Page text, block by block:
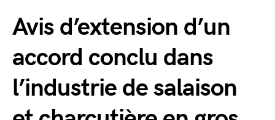
Avis d’extension d’un
accord conclu dans
l’industrie de salaison